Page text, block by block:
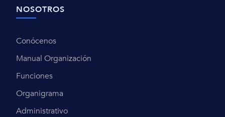
NOSOTROS
Conócenos
Manual Organización
Funciones
Organigrama
Administrativo